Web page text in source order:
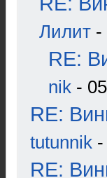
Лилит -
RE:
nik -
RE:
tutunnik
RE: